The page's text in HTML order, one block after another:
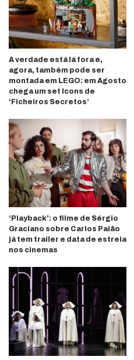
A verdade está lá fora e,
agora, também pode ser
montada em LEGO: em Agosto
chega um set Icons de
‘Ficheiros Secretos’
‘Playback’: o filme de Sérgio
Graciano sobre Carlos Paião
já tem trailer e data de estreia
nos cinemas